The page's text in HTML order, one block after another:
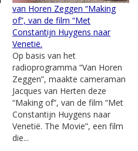
van Horen Zeggen “Making
of”, van de film “Met
Constantijn Huygens naar
Venetië.
Op basis van het
radioprogramma “Van Horen
Zeggen”, maakte cameraman
Jacques van Herten deze
“Making of”, van de film “Met
Constantijn Huygens naar
Venetië. The Movie”, een film
die...